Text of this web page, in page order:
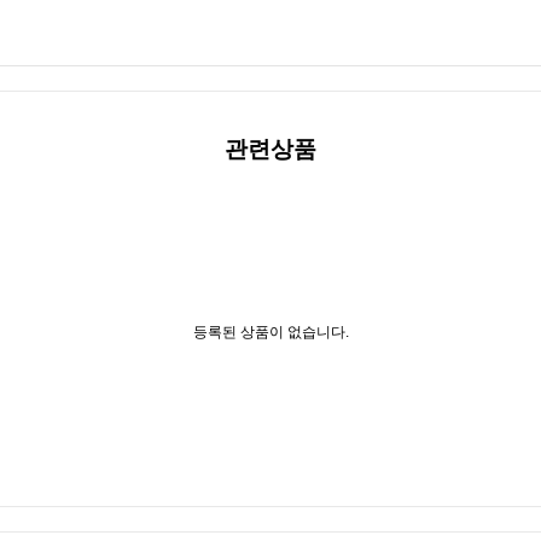
관련상품
등록된 상품이 없습니다.